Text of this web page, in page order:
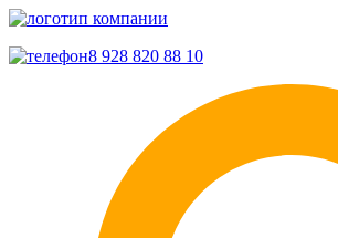
8 928 820 88 10